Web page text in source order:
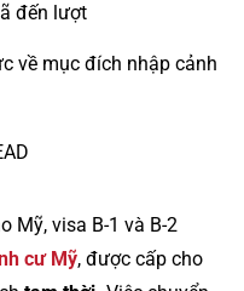
đến lượt
về mục đích nhập cảnh
Mỹ, visa B-1 và B-2
cư Mỹ, được cấp cho